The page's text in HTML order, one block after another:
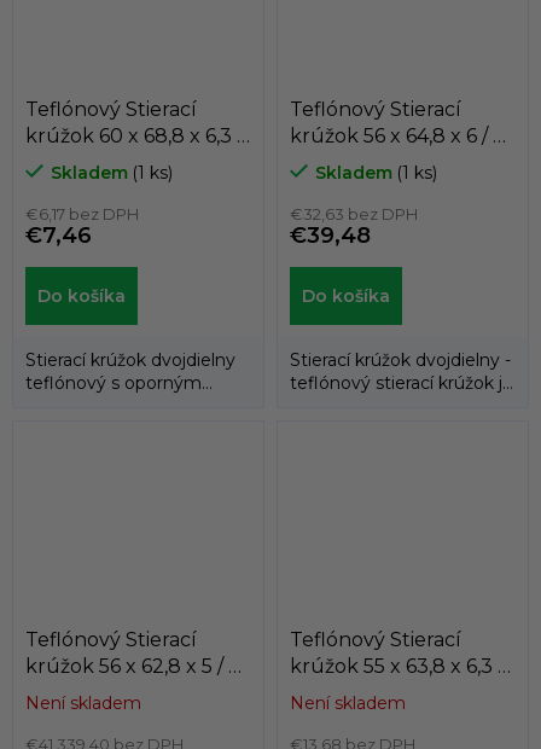
Teflónový Stierací
krúžok 60 x 68,8 x 6,3 /
6,3 AD61 PTFE/NBR
Dichtomatik
Skladem (1 ks)
€6,17 bez DPH
€7,46
Do košíka
Stierací krúžok dvojdielny
teflónový s oporným
Teflónový Stierací
krúžok 56 x 64,8 x 6 / 6
PT1 SIMRIT
Skladem (1 ks)
€32,63 bez DPH
€39,48
Do košíka
Stierací krúžok dvojdielny -
teflónový stierací krúžok je
Teflónový Stierací
krúžok 56 x 62,8 x 5 / 5
AD60 PTFE/NBR
Není skladem
€41 339,40 bez DPH
Teflónový Stierací
krúžok 55 x 63,8 x 6,3 /
6,3 K703-055
Není skladem
€13,68 bez DPH